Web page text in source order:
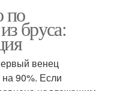
по
бруса:
венец
на 90%. Если